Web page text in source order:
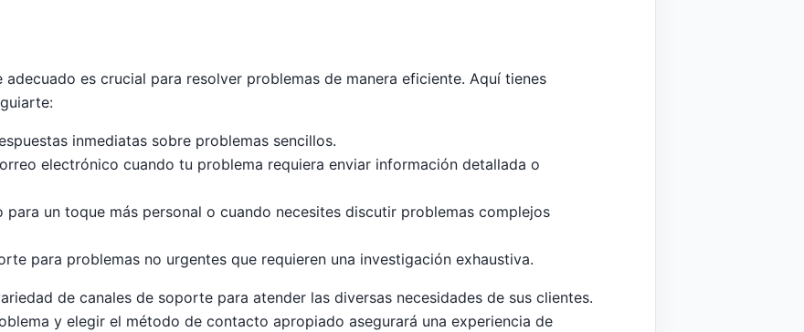
es crucial para resolver problemas de manera eficiente. Aquí tienes
inmediatas sobre problemas sencillos.
electrónico cuando tu problema requiera enviar información detallada o
un toque más personal o cuando necesites discutir problemas complejos
para problemas no urgentes que requieren una investigación exhaustiva.
de canales de soporte para atender las diversas necesidades de sus clientes.
y elegir el método de contacto apropiado asegurará una experiencia de